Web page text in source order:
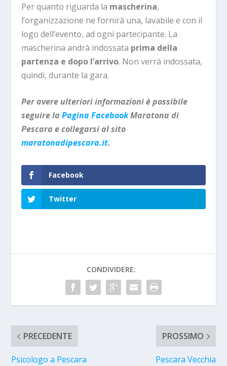
Per quanto riguarda la mascherina,
l’organizzazione ne fornirà una, lavabile e con il
logo dell’evento, ad ogni partecipante. La
mascherina andrà indossata prima della
partenza e dopo l’arrivo. Non verrà indossata,
quindi, durante la gara.
Per avere ulteriori informazioni è possibile
seguire laPagina FacebookMaratona di
Pescara e collegarsi al sito
maratonadipescara.it.
Facebook
Twitter
CONDIVIDERE:
PRECEDENTE
Psicologo a Pescara
PROSSIMO
Pescara Vecchia